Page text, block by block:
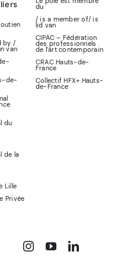
by /
van
de-
du
de la
Lille
Privée
du
/ is a member of/is
lid van
CIPAC – Fédération
des professionnels
de l’art contemporain
CRAC Hauts-de-
France
Collectif HFX+ Hauts-
de-France